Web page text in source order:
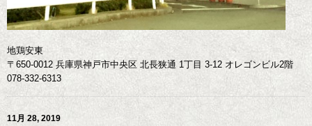
地鶏安東
〒650-0012 兵庫県神戸市中央区 北長狭通 1丁目 3-12 オレゴンビル2階
078-332-6313
11月 28, 2019